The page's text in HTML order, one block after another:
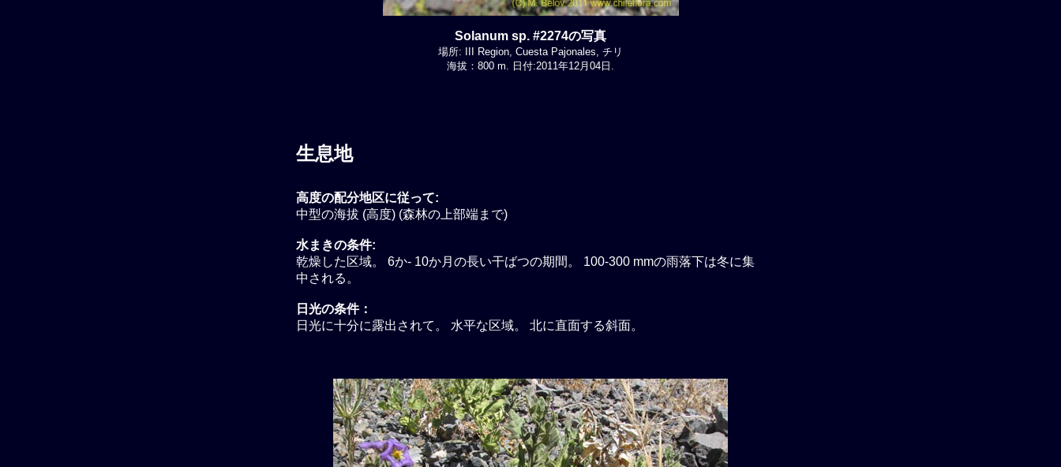
Solanum sp. #2274の写真
場所: III Region, Cuesta Pajonales, チリ
海拔：800 m. 日付:2011年12月04日.
生息地
高度の配分地区に従って:
中型の海拔 (高度) (森林の上部端まで)
水まきの条件:
乾燥した区域。 6か- 10か月の長い干ばつの期間。 100-300 mmの雨落下は冬に集
中される。
日光の条件：
日光に十分に露出されて。 水平な区域。 北に直面する斜面。